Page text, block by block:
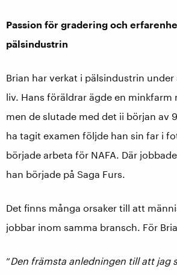
Passion för gradering och
pälsindustrin
Brian har verkat i pälsindustrin
liv. Hans föräldrar ägde en minkfarm
men de slutade med det ii början av
ha tagit examen följde han sin far i
började arbeta för NAFA. Där
han började på Saga Furs.
Det finns många orsaker till att
jobbar inom samma bransch. För
”Den främsta anledningen till att jag